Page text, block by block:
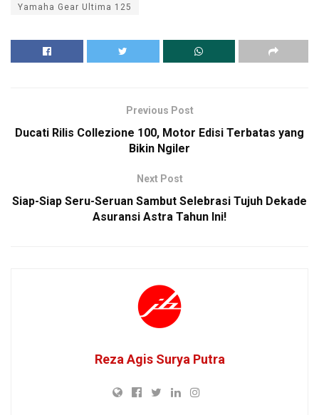
Yamaha Gear Ultima 125
Previous Post
Ducati Rilis Collezione 100, Motor Edisi Terbatas yang
Bikin Ngiler
Next Post
Siap-Siap Seru-Seruan Sambut Selebrasi Tujuh Dekade
Asuransi Astra Tahun Ini!
Reza Agis Surya Putra